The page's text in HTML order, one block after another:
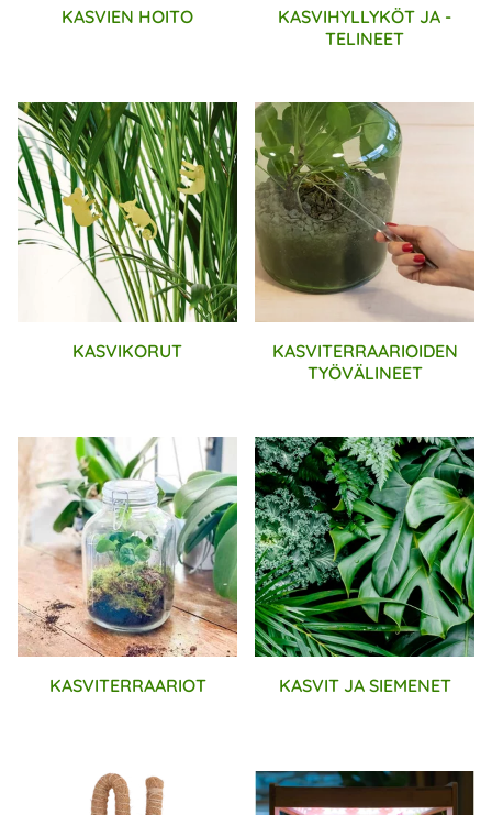
KASVIEN HOITO
KASVIHYLLYKÖT JA -
TELINEET
KASVIKORUT
KASVITERRAARIOIDEN
TYÖVÄLINEET
KASVITERRAARIOT KASVIT JA SIEMENET